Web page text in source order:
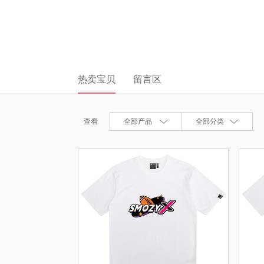
热卖宝贝 留言区
查看 全部产品 全部分类